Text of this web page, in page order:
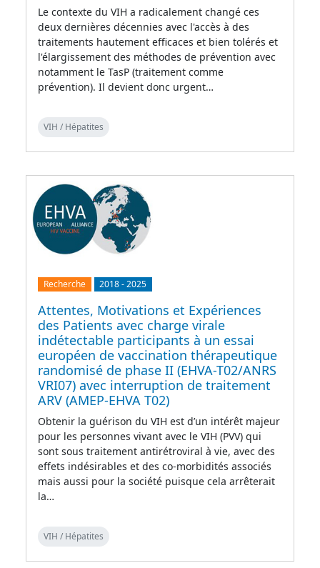
Le contexte du VIH a radicalement changé ces
deux dernières décennies avec l'accès à des
traitements hautement efficaces et bien tolérés et
l'élargissement des méthodes de prévention avec
notamment le TasP (traitement comme
prévention). Il devient donc urgent…
VIH / Hépatites
Recherche 2018-2025
Attentes, Motivations et Expériences
des Patients avec charge virale
indétectable participants à un essai
européen de vaccination thérapeutique
randomisé de phase II (EHVA-T02/ANRS
VRI07) avec interruption de traitement
ARV (AMEP-EHVA T02)
Obtenir la guérison du VIH est d’un intérêt majeur
pour les personnes vivant avec le VIH (PVV) qui
sont sous traitement antirétroviral à vie, avec des
effets indésirables et des co-morbidités associés
mais aussi pour la société puisque cela arrêterait
la…
VIH / Hépatites